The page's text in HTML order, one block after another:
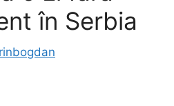
în Serbia